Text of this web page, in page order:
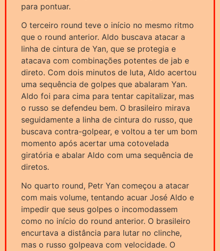
para pontuar.
O terceiro round teve o início no mesmo ritmo
que o round anterior. Aldo buscava atacar a
linha de cintura de Yan, que se protegia e
atacava com combinações potentes de jab e
direto. Com dois minutos de luta, Aldo acertou
uma sequência de golpes que abalaram Yan.
Aldo foi para cima para tentar capitalizar, mas
o russo se defendeu bem. O brasileiro mirava
seguidamente a linha de cintura do russo, que
buscava contra-golpear, e voltou a ter um bom
momento após acertar uma cotovelada
giratória e abalar Aldo com uma sequência de
diretos.
No quarto round, Petr Yan começou a atacar
com mais volume, tentando acuar José Aldo e
impedir que seus golpes o incomodassem
como no início do round anterior. O brasileiro
encurtava a distância para lutar no clinche,
mas o russo golpeava com velocidade. O